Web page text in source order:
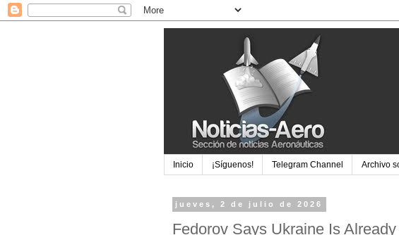
Inicio ¡Síguenos! Telegram Channel Archivo
jueves, 2 de julio de 2026
Fedorov Says Ukraine Is